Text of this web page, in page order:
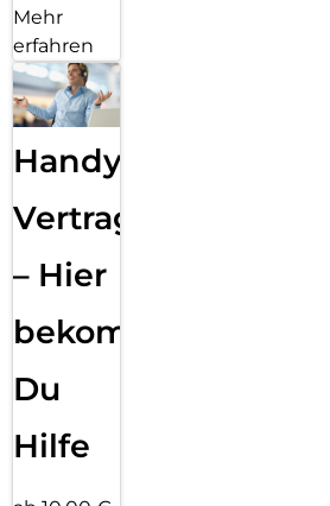
Mehr
erfahren
Handy
Vertragsabwicklung
– Hier
bekommst
Du
Hilfe